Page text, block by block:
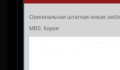
Оригинальная штатная новая
MBS. Корея